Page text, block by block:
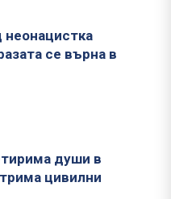
неонацистка
се върна в
души в
цивилни